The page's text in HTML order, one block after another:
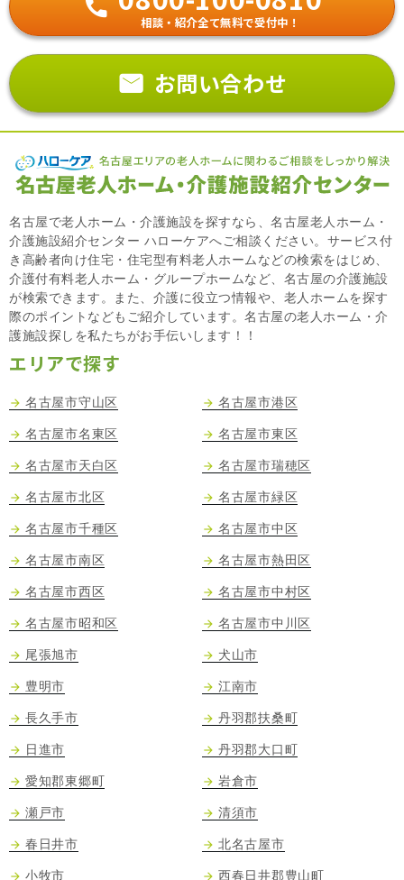
相談・紹介全て無料で受付中！
お問い合わせ
名古屋で老人ホーム・介護施設を探すなら、名古屋老人ホーム・
介護施設紹介センター ハローケアへご相談ください。サービス付
き高齢者向け住宅・住宅型有料老人ホームなどの検索をはじめ、
介護付有料老人ホーム・グループホームなど、名古屋の介護施設
が検索できます。また、介護に役立つ情報や、老人ホームを探す
際のポイントなどもご紹介しています。名古屋の老人ホーム・介
護施設探しを私たちがお手伝いします！！
エリアで探す
名古屋市守山区
名古屋市名東区
名古屋市天白区
名古屋市北区
名古屋市千種区
名古屋市南区
名古屋市西区
名古屋市昭和区
名古屋市港区
名古屋市東区
名古屋市瑞穂区
名古屋市緑区
名古屋市中区
名古屋市熱田区
名古屋市中村区
名古屋市中川区
尾張旭市
豊明市
長久手市
日進市
愛知郡東郷町
瀬戸市
春日井市
小牧市
犬山市
江南市
丹羽郡扶桑町
丹羽郡大口町
岩倉市
清須市
北名古屋市
西春日井郡豊山町